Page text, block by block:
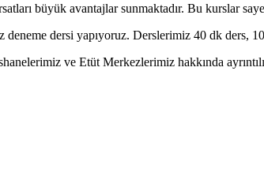
büyük avantajlar sunmaktadır. Bu kurslar
dersi yapıyoruz. Derslerimiz 40 dk ders,
ve Etüt Merkezlerimiz hakkında